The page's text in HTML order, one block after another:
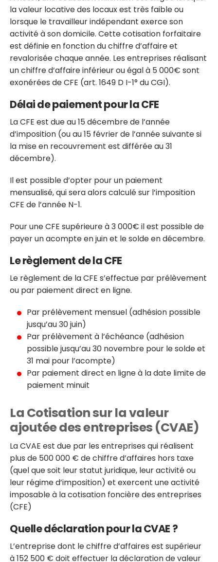
la valeur locative des locaux est très faible ou
lorsque le travailleur indépendant exerce son
activité à son domicile. Cette cotisation forfaitaire
est définie en fonction du chiffre d’affaire et
revalorisée chaque année. Les entreprises réalisant
un chiffre d’affaire inférieur ou égal à 5 000€ sont
exonérées de CFE (art. 1649 D I-1° du CGI).
Délai de paiement pour la CFE
La CFE est due au 15 décembre de l’année
d’imposition (ou au 15 février de l’année suivante si
la mise en recouvrement est différée au 31
décembre).
Il est possible d’opter pour un paiement
mensualisé, qui sera alors calculé sur l’imposition
CFE de l’année N-1.
Pour une CFE supérieure à 3 000€ il est possible de
payer un acompte en juin et le solde en décembre.
Le règlement de la CFE
Le règlement de la CFE s’effectue par prélèvement
ou par paiement direct en ligne.
Par prélèvement mensuel (adhésion possible
jusqu’au 30 juin)
Par prélèvement à l’échéance (adhésion
possible jusqu’au 30 novembre pour le solde et
31 mai pour l’acompte)
Par paiement direct en ligne à la date limite de
paiement minuit
La Cotisation sur la valeur
ajoutée des entreprises (CVAE)
La CVAE est due par les entreprises qui réalisent
plus de 500 000 € de chiffre d’affaires hors taxe
(quel que soit leur statut juridique, leur activité ou
leur régime d’imposition) et exercent une activité
imposable à la cotisation foncière des entreprises
(CFE)
Quelle déclaration pour la CVAE ?
L’entreprise dont le chiffre d’affaires est supérieur
à 152 500 € doit effectuer la déclaration de valeur